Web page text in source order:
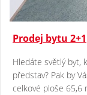
Prodej bytu
Hledáte světlý byt,
představ? Pak by
celkové ploše 65,6